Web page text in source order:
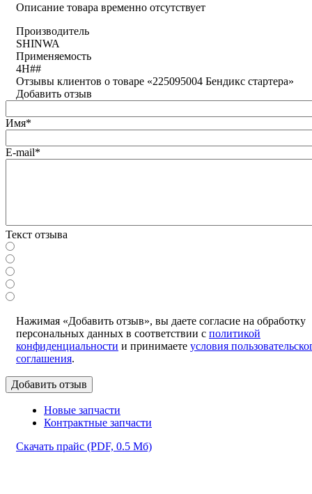
Описание товара временно отсутствует
Производитель
SHINWA
Применяемость
4H##
Отзывы клиентов о товаре «225095004 Бендикс стартера»
Добавить отзыв
Имя*
E-mail*
Текст отзыва
Нажимая «Добавить отзыв», вы даете согласие на обработку
персональных данных в соответствии с политикой
конфиденциальности и принимаете условия
соглашения.
Новые запчасти
Контрактные запчасти
Скачать прайс (PDF, 0.5 Мб)